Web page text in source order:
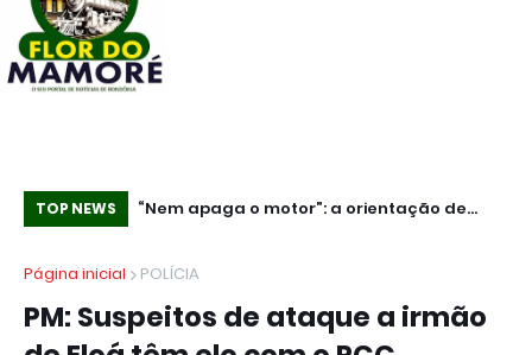
TOP NEWS
terá R$ 25 “Nem apaga o motor”: a orientação de
segundo a PF
Página inicial
POLÍCIA
PM: Suspeitos de ataque a irmão